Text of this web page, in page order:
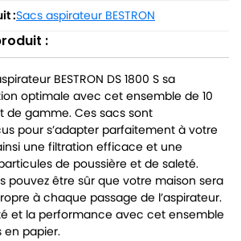
:Sacs aspirateur BESTRON
:
BESTRON DS 1800 S sa
optimale avec cet ensemble de 10
de gamme. Ces sacs sont
pour s’adapter parfaitement à votre
une filtration efficace et une
de poussière et de saleté.
pouvez être sûr que votre maison sera
à chaque passage de l’aspirateur.
et la performance avec cet ensemble
en papier.